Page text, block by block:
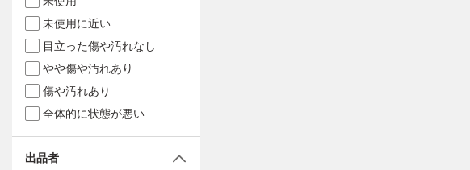
未使用に近い
目立った傷や汚れなし
やや傷や汚れあり
傷や汚れあり
全体的に状態が悪い
出品者